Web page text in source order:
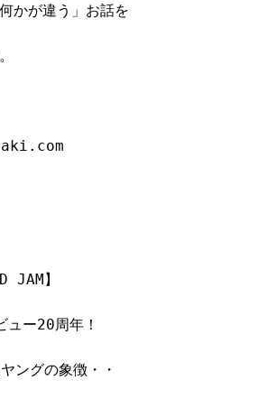
かが違う」お話を
JAM】
ー20周年！
ングの象徴・・